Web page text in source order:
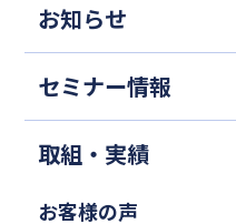
お知らせ
セミナー情報
取組・実績
お客様の声